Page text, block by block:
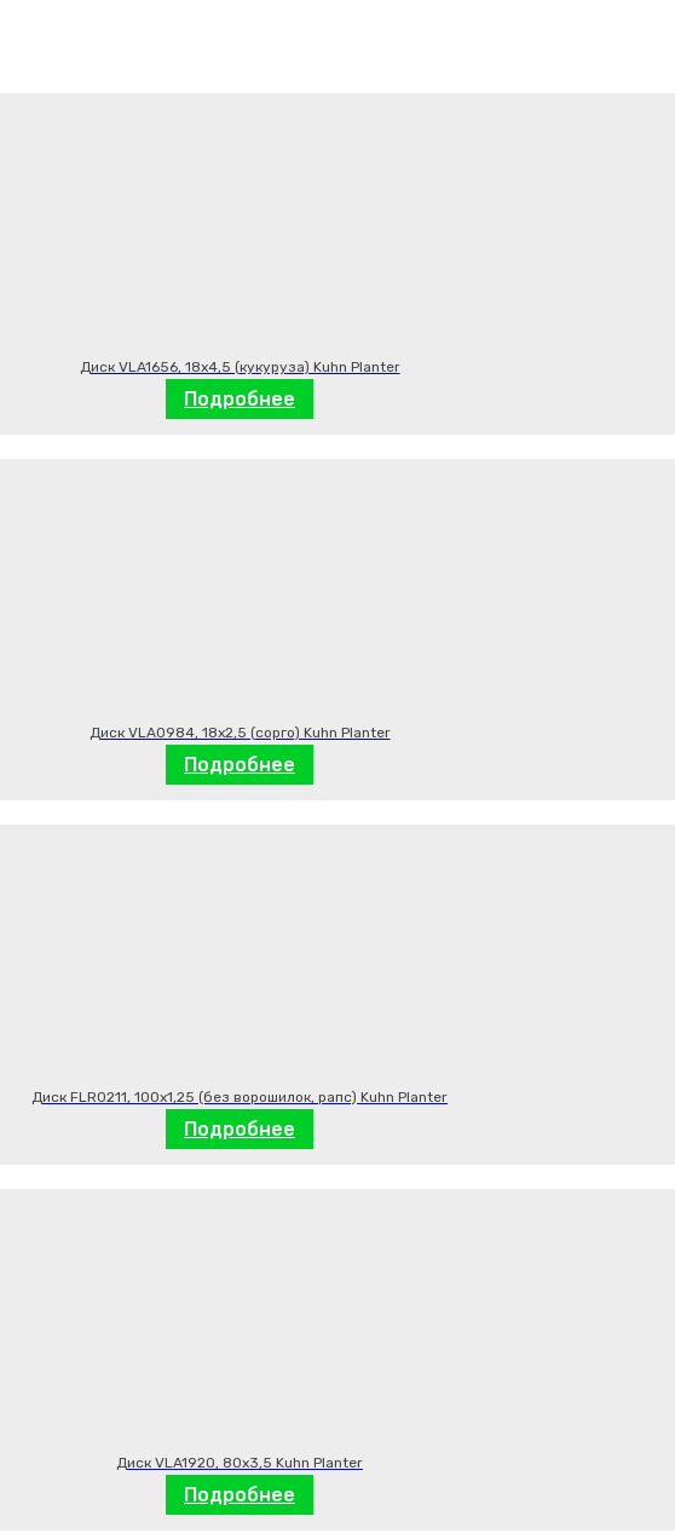
Диск VLA1656, 18х4,5 (кукуруза) Kuhn Planter
Подробнее
Диск VLA0984, 18х2,5 (сорго) Kuhn Planter
Подробнее
Диск FLR0211, 100х1,25 (без ворошилок, рапс) Kuhn Planter
Подробнее
Диск VLA1920, 80х3,5 Kuhn Planter
Подробнее